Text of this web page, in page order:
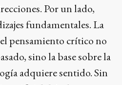
Por un lado,
fundamentales. La
pensamiento crítico no
sino la base sobre la
adquiere sentido. Sin